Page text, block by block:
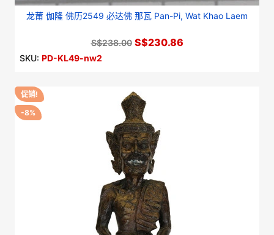
龙莆 伽隆 佛历2549 必达佛 那瓦 Pan-Pi, Wat Khao Laem
S$238.00 S$230.86
SKU: PD-KL49-nw2
促销!
-8%